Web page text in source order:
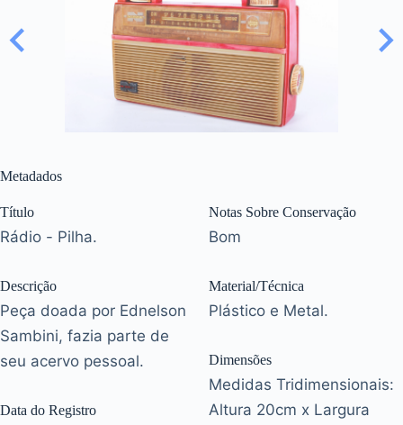
Metadados
Título
Rádio - Pilha.
Descrição
Peça doada por Ednelson
Sambini, fazia parte de
seu acervo pessoal.
Data do Registro
Notas Sobre Conservação
Bom
Material/Técnica
Plástico e Metal.
Dimensões
Medidas Tridimensionais:
Altura 20cm x Largura